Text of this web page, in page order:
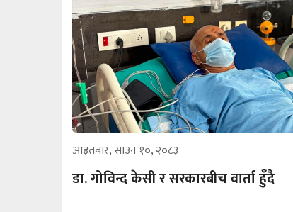
आइतबार, साउन १०, २०८३
डा. गोविन्द केसी र सरकारबीच वार्ता हुँदै